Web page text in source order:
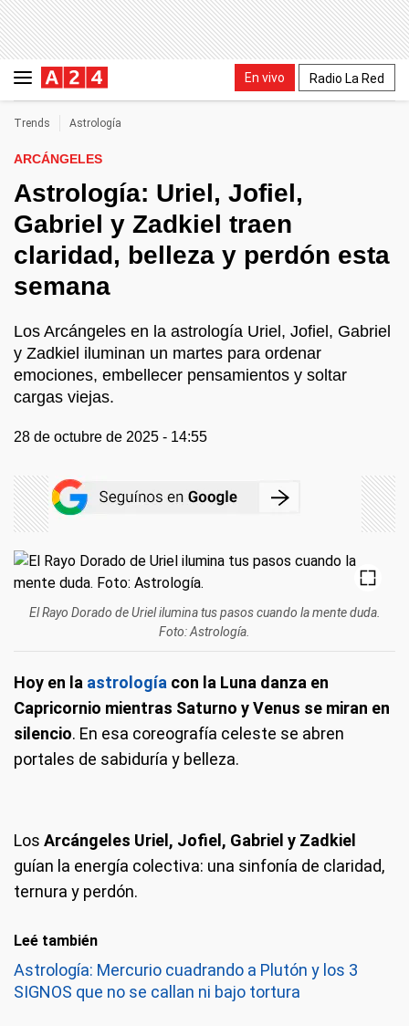
En vivo Radio La Red
Trends Astrología
ARCÁNGELES
Astrología: Uriel, Jofiel,
Gabriel y Zadkiel traen
claridad, belleza y perdón esta
semana
Los Arcángeles en la astrología Uriel, Jofiel, Gabriel
y Zadkiel iluminan un martes para ordenar
emociones, embellecer pensamientos y soltar
cargas viejas.
28 de octubre de 2025 - 14:55
El Rayo Dorado de Uriel ilumina tus pasos cuando la mente duda.
Foto: Astrología.
Hoy en la astrología con la Luna danza en
Capricornio mientras Saturno y Venus se miran en
silencio. En esa coreografía celeste se abren
portales de sabiduría y belleza.
Los Arcángeles Uriel, Jofiel, Gabriel y Zadkiel
guían la energía colectiva: una sinfonía de claridad,
ternura y perdón.
Leé también
Astrología: Mercurio cuadrando a Plutón y los 3
SIGNOS que no se callan ni bajo tortura